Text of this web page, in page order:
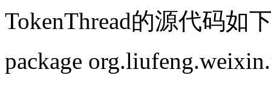
TokenThread的源代码如
package